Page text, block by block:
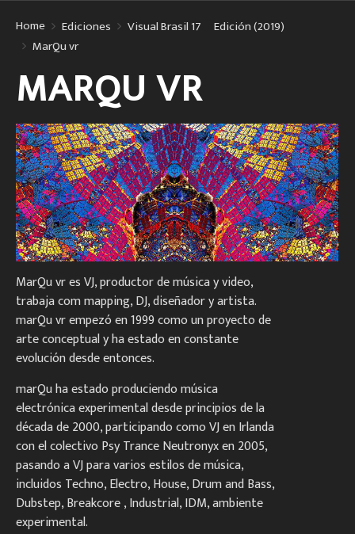
Home Ediciones
Visual Brasil 17º Edición (2019)
MarQu vr
MARQU VR
MarQu vr es VJ, productor de música y video,
trabaja com mapping, DJ, diseñador y artista.
marQu vr empezó en 1999 como un proyecto de
arte conceptual y ha estado en constante
evolución desde entonces.
marQu ha estado produciendo música
electrónica experimental desde principios de la
década de 2000, participando como VJ en Irlanda
con el colectivo Psy Trance Neutronyx en 2005,
pasando a VJ para varios estilos de música,
incluidos Techno, Electro, House, Drum and Bass,
Dubstep, Breakcore , Industrial, IDM, ambiente
experimental.